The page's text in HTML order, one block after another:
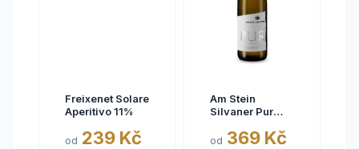
Freixenet Solare
Aperitivo 11%
od 239 Kč
Am Stein
Silvaner Pur
od 369 Kč